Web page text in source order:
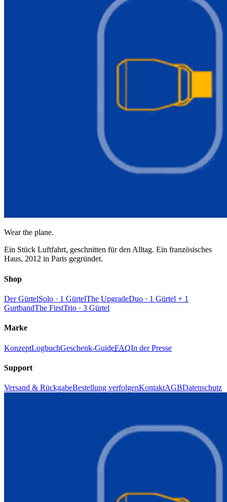
Wear the plane.
Ein Stück Luftfahrt, geschnitten für den Alltag. Ein französisches
Haus, 2012 in Paris gegründet.
Shop
Der GürtelSolo · 1 GürtelThe UpgradeDuo · 1 Gürtel + 1
GurtbandThe FirstTrio · 3 Gürtel
Marke
KonzeptLogbuchGeschenk-GuideFAQIn der Presse
Support
Versand & RückgabeBestellung verfolgenKontaktAGBDatenschutz